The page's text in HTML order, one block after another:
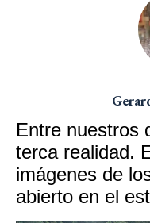
Entre nuestros
terca realidad.
imágenes de
abierto en el